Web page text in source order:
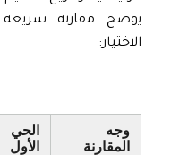
يوضح مقارنة سريعة بين
الاختيار:
المقارنة
الحي
الأول